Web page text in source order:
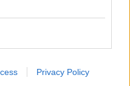
Privacy Policy